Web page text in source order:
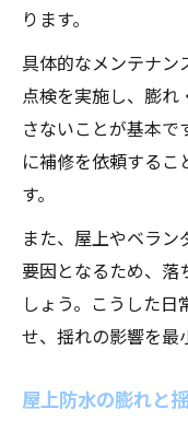
ります。
具体的なメンテナ
点検を実施し、膨れ
さないことが基本で
に補修を依頼するこ
す。
また、屋上やベラ
要因となるため、落
しょう。こうした
せ、揺れの影響を最
屋上防水の膨れと